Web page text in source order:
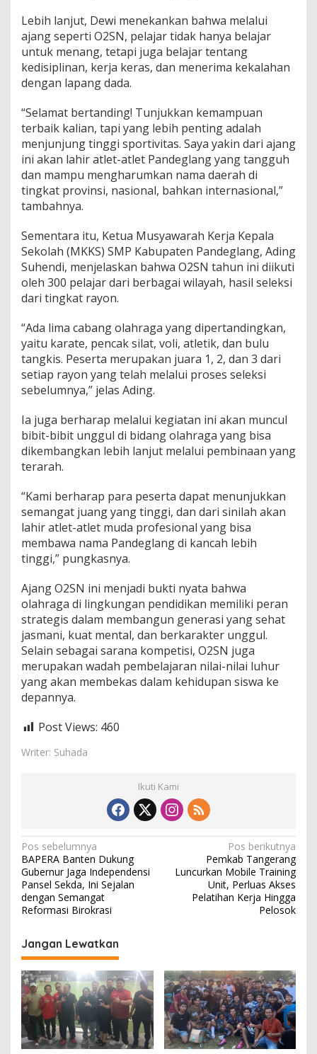
t
a
s
d
a
l
a
O
a
h
r
a
g
e
l
a
j
a
r
Lebih lanjut, Dewi menekankan bahwa melalui
ajang seperti O2SN, pelajar tidak hanya belajar
untuk menang, tetapi juga belajar tentang
kedisiplinan, kerja keras, dan menerima kekalahan
dengan lapang dada.
“Selamat bertanding! Tunjukkan kemampuan
terbaik kalian, tapi yang lebih penting adalah
menjunjung tinggi sportivitas. Saya yakin dari ajang
ini akan lahir atlet-atlet Pandeglang yang tangguh
dan mampu mengharumkan nama daerah di
tingkat provinsi, nasional, bahkan internasional,”
tambahnya.
Sementara itu, Ketua Musyawarah Kerja Kepala
Sekolah (MKKS) SMP Kabupaten Pandeglang, Ading
Suhendi, menjelaskan bahwa O2SN tahun ini diikuti
oleh 300 pelajar dari berbagai wilayah, hasil seleksi
dari tingkat rayon.
“Ada lima cabang olahraga yang dipertandingkan,
yaitu karate, pencak silat, voli, atletik, dan bulu
tangkis. Peserta merupakan juara 1, 2, dan 3 dari
setiap rayon yang telah melalui proses seleksi
sebelumnya,” jelas Ading.
Ia juga berharap melalui kegiatan ini akan muncul
bibit-bibit unggul di bidang olahraga yang bisa
dikembangkan lebih lanjut melalui pembinaan yang
terarah.
“Kami berharap para peserta dapat menunjukkan
semangat juang yang tinggi, dan dari sinilah akan
lahir atlet-atlet muda profesional yang bisa
membawa nama Pandeglang di kancah lebih
tinggi,” pungkasnya.
Ajang O2SN ini menjadi bukti nyata bahwa
olahraga di lingkungan pendidikan memiliki peran
strategis dalam membangun generasi yang sehat
jasmani, kuat mental, dan berkarakter unggul.
Selain sebagai sarana kompetisi, O2SN juga
merupakan wadah pembelajaran nilai-nilai luhur
yang akan membekas dalam kehidupan siswa ke
depannya.
Post Views: 460
Writer: Suhada
Ikuti Kami
N
a
v
i
a
s
i
p
o
s
Pos sebelumnya
BAPERA Banten Dukung
Gubernur Jaga Independensi
Pansel Sekda, Ini Sejalan
dengan Semangat
Reformasi Birokrasi
Pos berikutnya
Pemkab Tangerang
Luncurkan Mobile Training
Unit, Perluas Akses
Pelatihan Kerja Hingga
Pelosok
Jangan Lewatkan